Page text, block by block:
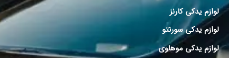
لوازم یدکی کارنز
لوازم یدکی سورنتو
لوازم یدکی موهاوی